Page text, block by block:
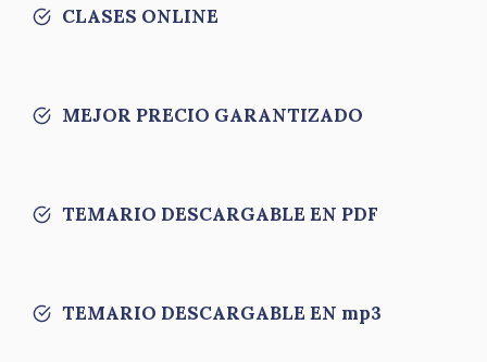
CLASES ONLINE
MEJOR PRECIO GARANTIZADO
TEMARIO DESCARGABLE EN PDF
TEMARIO DESCARGABLE EN mp3